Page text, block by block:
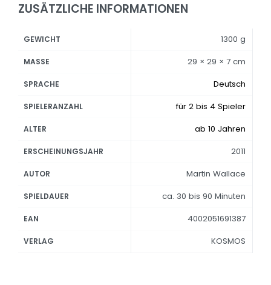
ZUSÄTZLICHE INFORMATIONEN
GEWICHT 1300 g
MASSE 29 × 29 × 7 cm
SPRACHE Deutsch
SPIELERANZAHL für 2 bis 4 Spieler
ALTER ab 10 Jahren
ERSCHEINUNGSJAHR 2011
AUTOR Martin Wallace
SPIELDAUER ca. 30 bis 90 Minuten
EAN 4002051691387
VERLAG KOSMOS